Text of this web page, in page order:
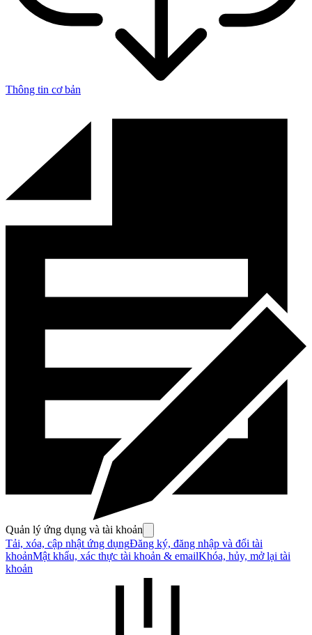
Thông tin cơ bản
Quản lý ứng dụng và tài khoản
Tải, xóa, cập nhật ứng dụngĐăng ký, đăng nhập và đổi tài
khoảnMật khẩu, xác thực tài khoản & emailKhóa, hủy, mở lại tài
khoản